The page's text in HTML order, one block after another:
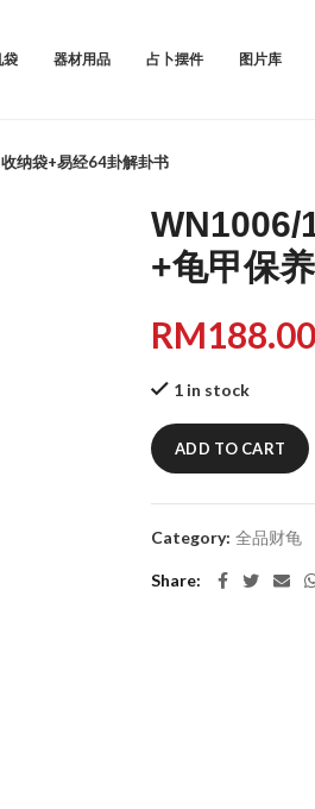
袋 器材用品 占卜摆件 图片库
纳袋+易经64卦解卦书
WN1006/
+龟甲保
RM188.00
1 in stock
ADD TO CART
Category: 全品财龟
Share